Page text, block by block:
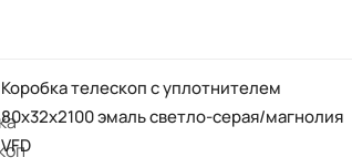
Коробка телескоп с уплотнителем
80х32х2100 эмаль светло-серая/магнолия
VFD